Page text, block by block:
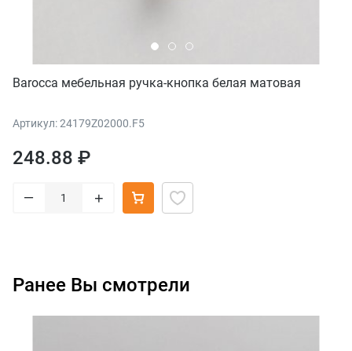
Barocca мебельная ручка-кнопка белая матовая
Артикул: 24179Z02000.F5
248.88 ₽
– +
Ранее Вы смотрели